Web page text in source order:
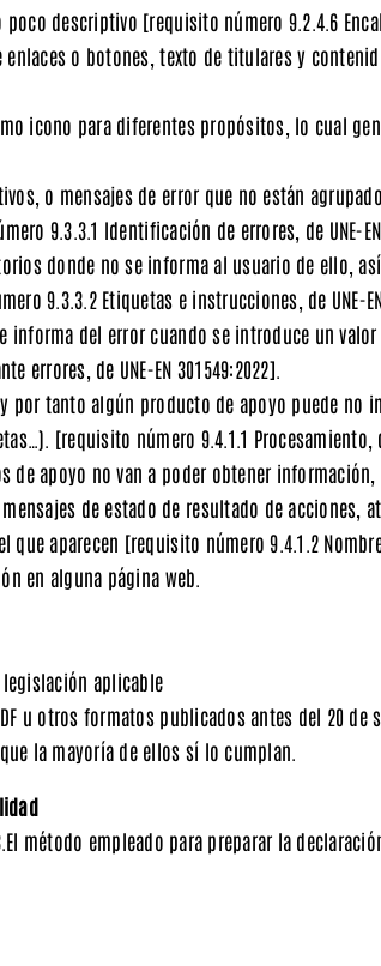
poco descriptivo [requisito número 9.2.4.6
enlaces o botones, texto de titulares y
icono para diferentes propósitos, lo cual
o mensajes de error que no están
9.3.3.1 Identificación de errores, de UNE-
donde no se informa al usuario de ello,
9.3.3.2 Etiquetas e instrucciones, de UNE-
informa del error cuando se introduce un
errores, de UNE-EN 301549:2022]
por tanto algún producto de apoyo puede
[requisito número 9.4.1.1 Procesamiento,
de apoyo no van a poder obtener
de estado de resultado de
que aparecen [requisito número 9.4.1.2
en alguna página web.
aplicable
u otros formatos publicados antes del 20
la mayoría de ellos sí lo cumplan.
método empleado para preparar la